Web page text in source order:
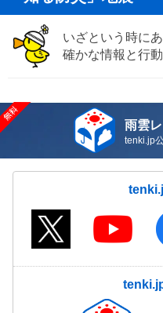
いざという時に
確かな情報と行
雨雲
tenki.jp